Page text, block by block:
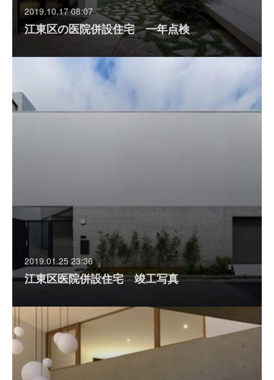
2019.10.17 08:07
江東区の医院併設住宅 一年点検
2019.01.25 23:36
江東区医院併設住宅 竣工写真